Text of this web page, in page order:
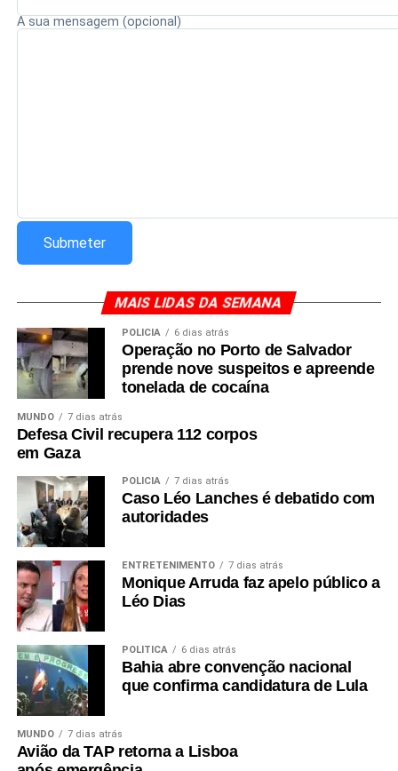
Redação Saiba+
A sua mensagem (opcional)
MAIS LIDAS DA SEMANA
POLÍCIA 6 dias atrás
Operação no Porto de Salvador
prende nove suspeitos e apreende
tonelada de cocaína
MUNDO 7 dias atrás
Defesa Civil recupera 112 corpos
em Gaza
POLÍCIA 7 dias atrás
Caso Léo Lanches é debatido com
autoridades
ENTRETENIMENTO 7 dias atrás
Monique Arruda faz apelo público a
Léo Dias
POLÍTICA 6 dias atrás
Bahia abre convenção nacional
que confirma candidatura de Lula
MUNDO 7 dias atrás
Avião da TAP retorna a Lisboa